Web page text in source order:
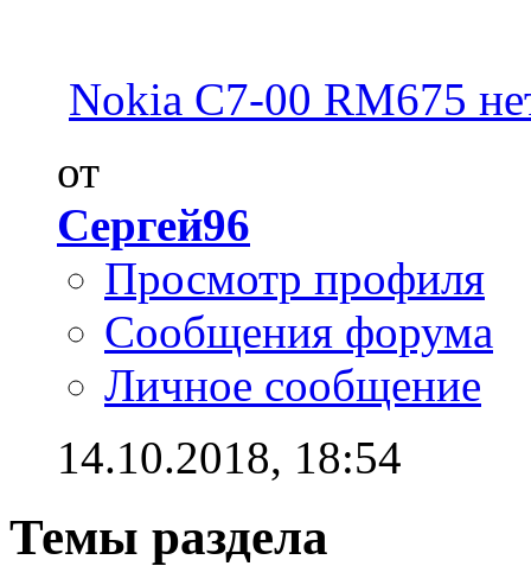
Nokia C7-00 RM675
от
Сергей96
Просмотр профиля
Сообщения форума
Личное сообщение
14.10.2018, 18:54
Темы раздела